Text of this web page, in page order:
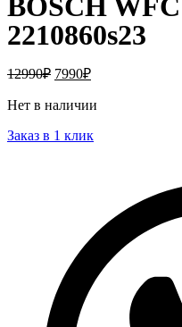
2210860s23
12990₽ 7990₽
Нет в наличии
Заказ в 1 клик